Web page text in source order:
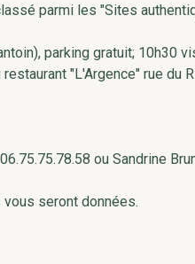
parmi les "Sites
parking gratuit; 10h30
"L'Argence" rue du
ou Sandrine
seront données.